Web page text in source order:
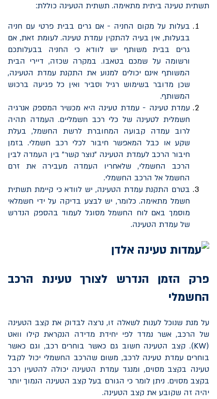
תשתית טעינה ביתית מתאימה. תשתית הטעינה כוללת:
בעלות על מקום החניה - אם גרים בבית פרטי עם חניה
בבעלות, אין בעיה להתקין עמדת טעינה. לעומת זאת, אם
גרים בבית משותף יש לוודא כי החניה בבעלותכם
ורשומה על שמכם בטאבו. במקרה שכזה, דיירי הבית
המשותף אינם יכולים למנוע את התקנת עמדת הטעינה,
שכן מדובר בשימוש רגיל וסביר ואין כל פגיעה ברכוש
המשותף.
עמדת טעינה - עמדת טעינה היא מכשיר המספק אנרגיה
חשמלית לטעינה של כלי רכב חשמליים. העמדה תהיה
לרוב עמדה קבועה המחוברת לרשת החשמל, בעלת
שקע או כבל המאפשר חיבור לכלי רכב חשמלי. בזמן
חיבור הרכב לעמדת הטעינה "נוצר קשר" בין העמדה לבין
הרכב החשמלי, שלאחריו העמדה מעבירה את זרם
החשמל אל הרכב החשמלי.
בטרם התקנת עמדת הטעינה, יש לוודא כי קיימת תשתית
חשמל מתאימה. כלומר, יש לבצע בדיקה על ידי חשמלאי
מוסמך באם לוח החשמל מסוגל לעמוד בהספק הנדרש
של עמדת הטעינה.
פרק הזמן הנדרש לצורך טעינת הרכב
החשמלי
על מנת שנוכל לענות לשאלה זו, נרצה לבדוק את קצב הטעינה
של הרכב, אשר נמדד לפי יחידת מדידה הנקראת קילו וואט
(
KW). קצב הטעינה חשוב גם כאשר בוחרים רכב, וגם כאשר
בוחרים עמדת טעינה לרכב, משום שהרכב החשמלי יכול לקבל
טעינה בקצב מסוים, ומנגד עמדת הטעינה יכולה להטעין רכב
בקצב מסוים. ניתן לומר כי הגורם בעל קצב הטעינה הנמוך יותר
יהיה זה שקובע את קצב הטעינה.